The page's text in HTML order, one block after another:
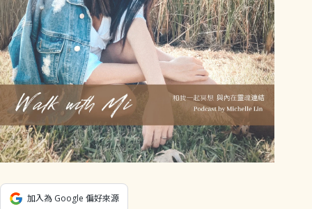
加入為 Google 偏好來源